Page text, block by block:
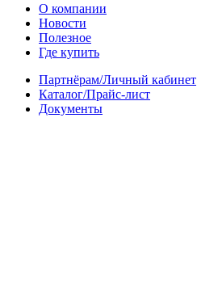
О компании
Новости
Полезное
Где купить
Партнёрам/Личный кабинет
Каталог/Прайс-лист
Документы